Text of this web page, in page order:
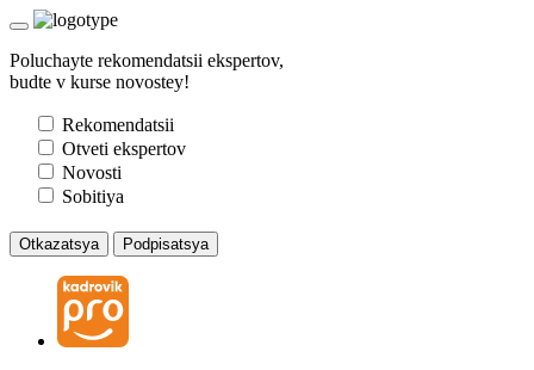
Poluchayte rekomendatsii ekspertov,
budte v kurse novostey!
Rekomendatsii
Otveti ekspertov
Novosti
Sobitiya
Otkazatsya Podpisatsya